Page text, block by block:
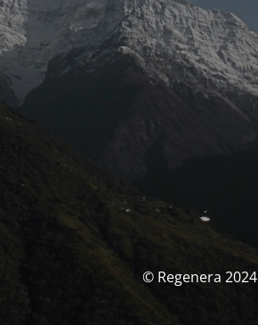
© Regenera 2024